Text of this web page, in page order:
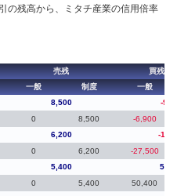
の残高から、ミタチ産業の信用倍率
売残
買残（
一般 制度 一般
8,500
-
0 8,500 -6,900
6,200
-
0 6,200 -27,500
5,400
0 5,400 50,400